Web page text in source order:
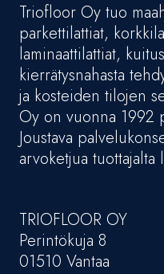
Triofloor Oy tuo
parkettilattiat,
laminaattilattiat,
kierrätysnahasta
ja kosteiden tilojen
Oy on vuonna 1992
Joustava
arvoketjua
TRIOFLOOR OY
Perintökuja 8
01510 Vantaa